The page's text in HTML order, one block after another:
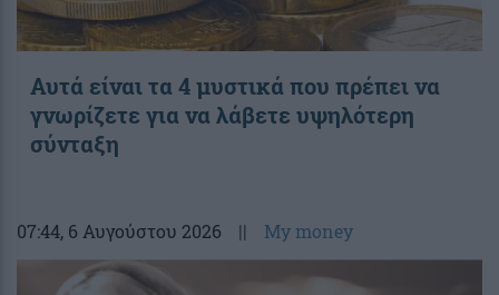
Αυτά είναι τα 4 μυστικά που πρέπει να
γνωρίζετε για να λάβετε υψηλότερη
σύνταξη
07:44, 6 Αυγούστου 2026 || My money